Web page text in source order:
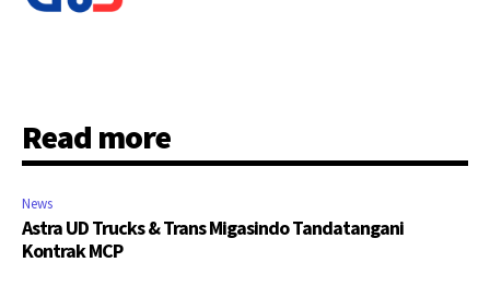
Read more
News
Astra UD Trucks & Trans Migasindo Tandatangani
Kontrak MCP